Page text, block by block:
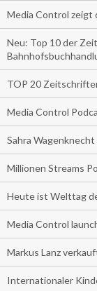
Media Control zeigt
Neu: Top 10 der
TOP 20
Media Control
Sahra
Millionen Streams
Heute ist Welttag
Media Control
Markus Lanz
Internationaler